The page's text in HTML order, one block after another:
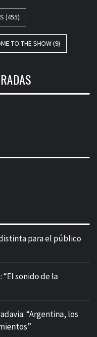
(455)
TO THE SHOW(9)
para el público
“El sonido de la
“Argentina, los